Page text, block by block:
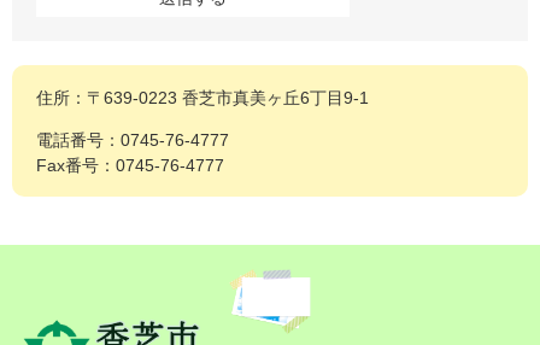
住所：〒639-0223 香芝市真美ヶ丘6丁目9-1
電話番号：0745-76-4777
Fax番号：0745-76-4777